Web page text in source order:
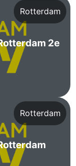
Rotterdam
2e
Rotterdam